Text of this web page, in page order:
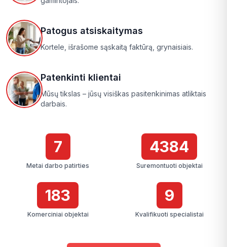
Patogus atsiskaitymas
Kortele, išrašome sąskaitą faktūrą, grynaisiais.
Patenkinti klientai
Mūsų tikslas – jūsų visiškas pasitenkinimas atliktais
darbais.
7
Metai darbo patirties
4384
Suremontuoti objektai
183
Komerciniai objektai
9
Kvalifikuoti specialistai